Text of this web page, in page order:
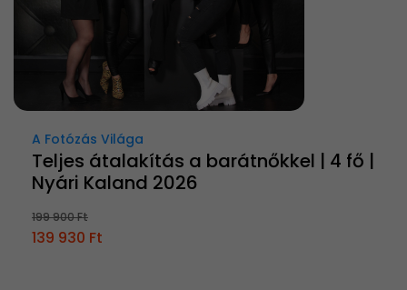
A Fotózás Világa
Teljes átalakítás a barátnőkkel | 4 fő |
Nyári Kaland 2026
199 900 Ft
139 930 Ft